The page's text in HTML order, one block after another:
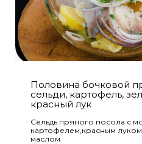
Половина бочковой
сельди, картофель,
красный лук
Сельдь пряного посола с
картофелем,красным
маслом